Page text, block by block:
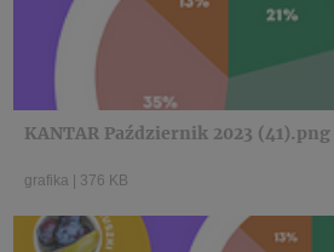
KANTAR Październik 2023 (41).png
grafika 376 KB